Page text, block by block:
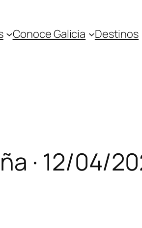
Conoce Galicia Destinos
· 12/04/